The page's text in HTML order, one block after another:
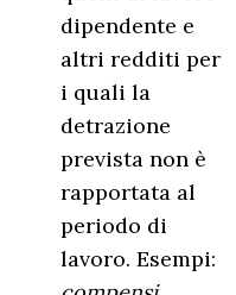
dipendente e
altri redditi per
i quali la
detrazione
prevista non è
rapportata al
periodo di
lavoro. Esempi: